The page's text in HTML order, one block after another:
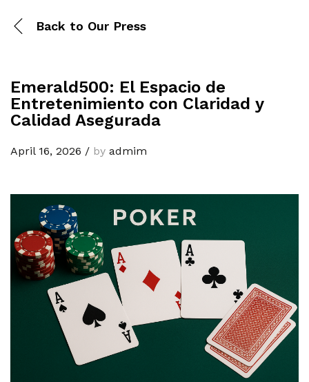
Back to Our Press
Emerald500: El Espacio de
Entretenimiento con Claridad y
Calidad Asegurada
April 16, 2026 / by admim